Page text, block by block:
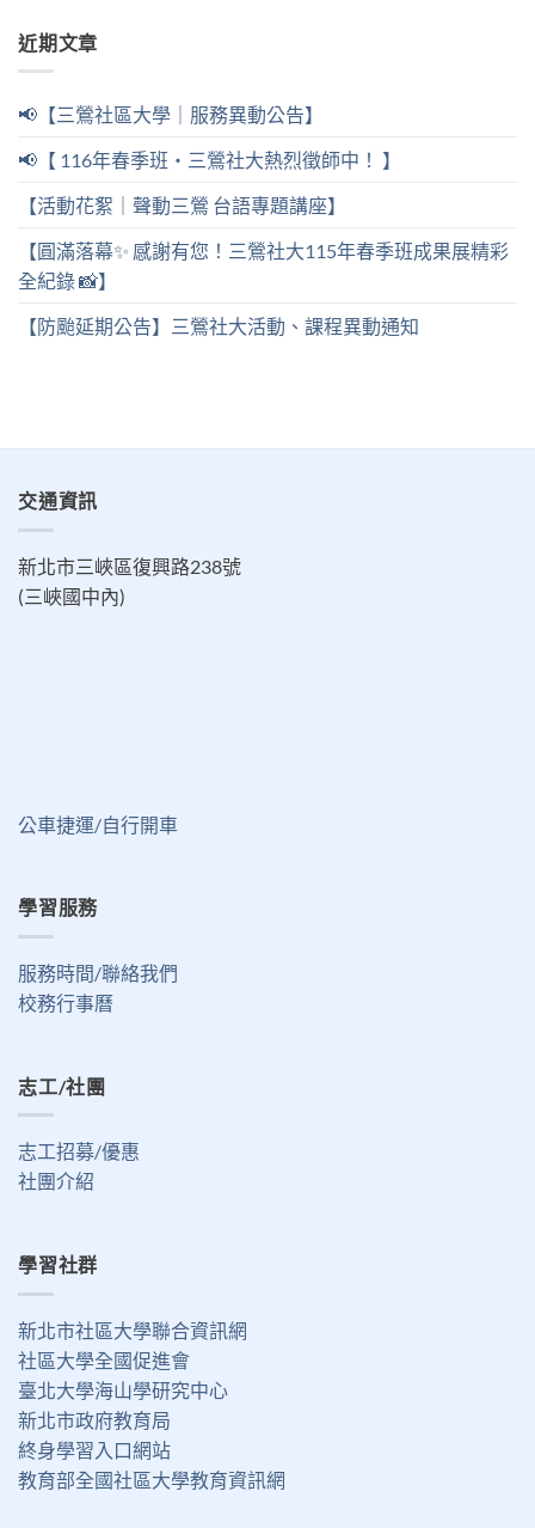
近期文章
📢【三鶯社區大學｜服務異動公告】
📢【 116年春季班・三鶯社大熱烈徵師中！ 】
【活動花絮｜聲動三鶯 台語專題講座】
【圓滿落幕✨ 感謝有您！三鶯社大115年春季班成果展精彩
全紀錄 📸】
【防颱延期公告】三鶯社大活動、課程異動通知
交通資訊
新北市三峽區復興路238號
(三峽國中內)
公車捷運/自行開車
學習服務
服務時間/聯絡我們
校務行事曆
志工/社團
志工招募/優惠
社團介紹
學習社群
新北市社區大學聯合資訊網
社區大學全國促進會
臺北大學海山學研究中心
新北市政府教育局
終身學習入口網站
教育部全國社區大學教育資訊網